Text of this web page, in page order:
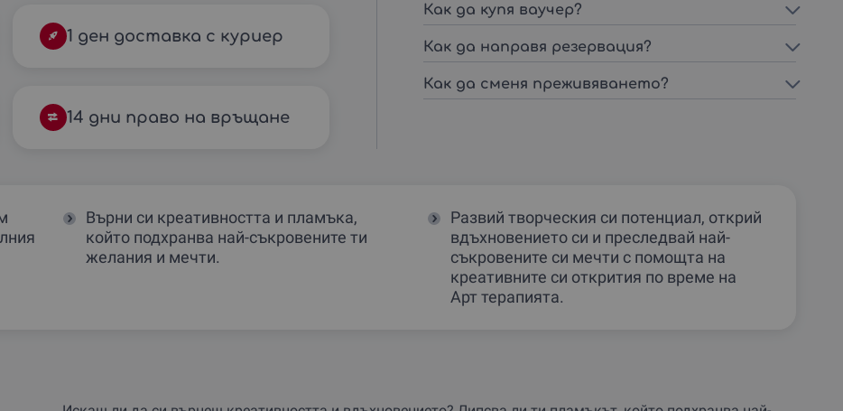
1 ден доставка с куриер
14 дни право на връщане
Как да купя ваучер?
Как да направя резервация?
Как да сменя преживяването?
Върни си креативността и пламъка,
който подхранва най-съкровените ти
желания и мечти.
Развий творческия си потенциал, открий
вдъхновението си и преследвай най-
съкровените си мечти с помощта на
креативните си открития по време на
Арт терапията.